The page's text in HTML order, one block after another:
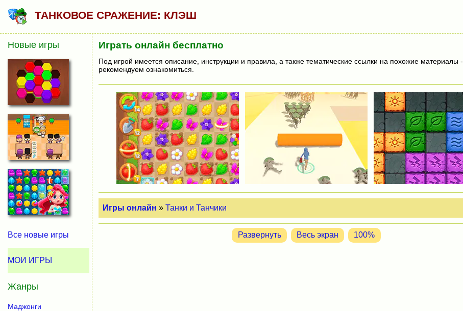
ТАНКОВОЕ СРАЖЕНИЕ: КЛЭШ
Играть онлайн бесплатно
Под игрой имеется описание, инструкции и правила, а также тематические ссылки на похожие материалы -
рекомендуем ознакомиться.
Игры онлайн » Танки и Танчики
Развернуть Весь экран 100%
Новые игры
Все новые игры
МОИ ИГРЫ
Жанры
Маджонги